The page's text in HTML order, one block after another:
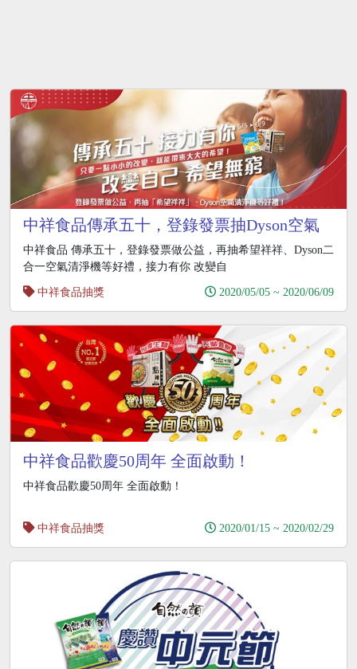
中祥食品傳承五十，登錄發票抽Dyson空氣
清淨機
中祥食品 傳承五十，登錄發票做公益，再抽希望祥祥、Dyson二
合一空氣清淨機等好禮，接力有你 改變自
中祥食品抽獎
2020/05/05 ~ 2020/06/09
中祥食品歡慶50周年 全面啟動！
中祥食品歡慶50周年 全面啟動！
中祥食品抽獎 2020/01/15 ~ 2020/02/29